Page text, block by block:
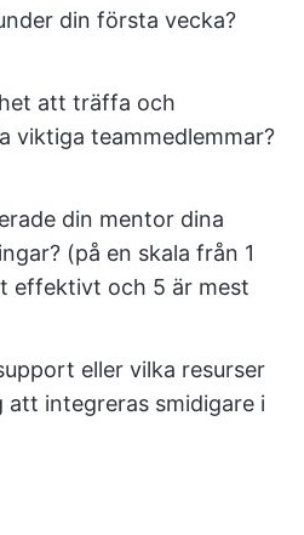
din första vecka?
att träffa och
viktiga teammedlemmar?
din mentor dina
(på en skala från 1
effektivt och 5 är mest
eller vilka resurser
att integreras smidigare i